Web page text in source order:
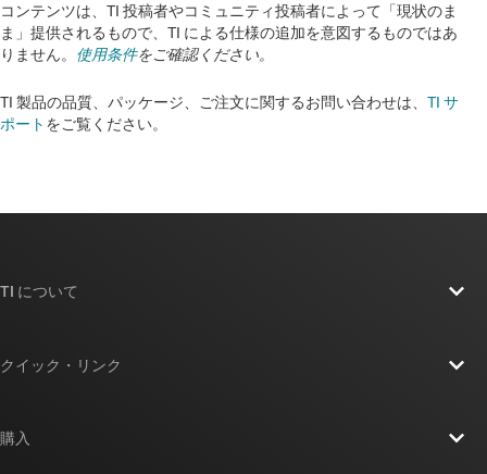
コンテンツは、TI 投稿者やコミュニティ投稿者によって「現状のま
ま」提供されるもので、TI による仕様の追加を意図するものではあ
りません。 使用条件をご確認ください。
TI 製品の品質、パッケージ、ご注文に関するお問い合わせは、 TI サ
ポート をご覧ください。​​​​​​​​​​​​​​
TI について
クイック・リンク
購入